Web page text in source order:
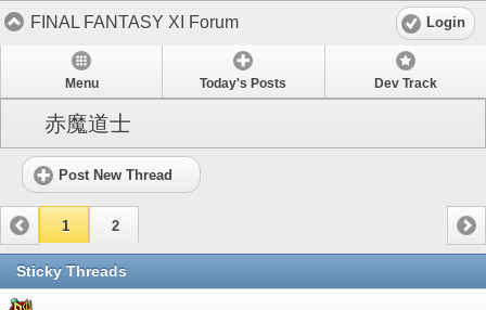
FINAL FANTASY XI Forum Login
Menu Today's Posts Dev Track
赤魔道士
Post New Thread
1 2
Sticky Threads